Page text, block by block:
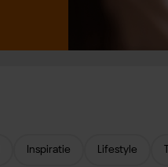
Inspiratie Lifestyle